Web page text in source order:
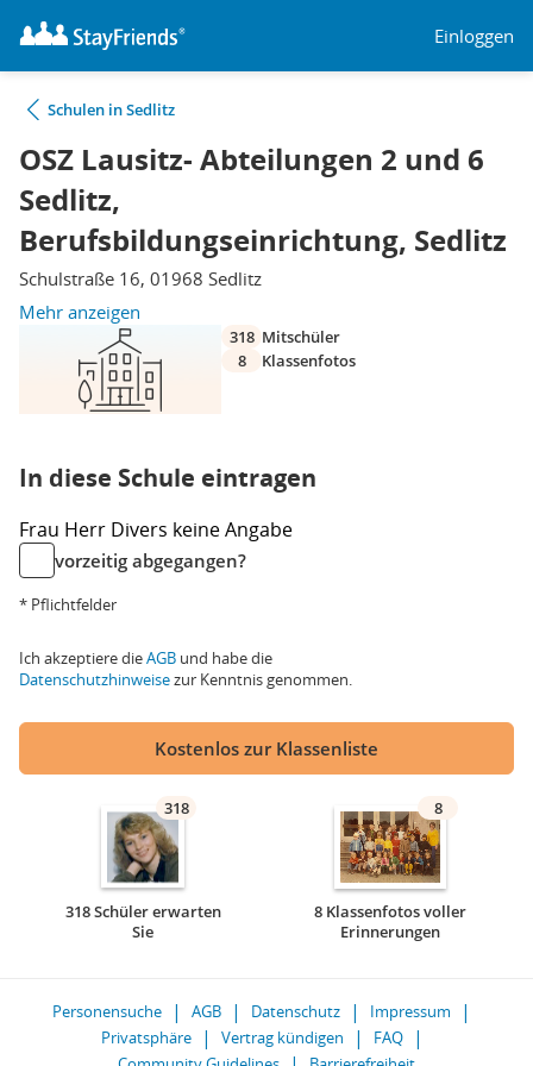
Einloggen
Schulen in Sedlitz
OSZ Lausitz- Abteilungen 2 und 6
Sedlitz,
Berufsbildungseinrichtung, Sedlitz
Schulstraße 16, 01968 Sedlitz
Mehr anzeigen
318 Mitschüler
8
Klassenfotos
In diese Schule eintragen
Frau Herr Divers keine Angabe
vorzeitig abgegangen?
* Pflichtfelder
Ich akzeptiere dieAGB und habe die
Datenschutzhinweisezur Kenntnis genommen.
Kostenlos zur Klassenliste
318
318 Schüler erwarten
Sie
8
8 Klassenfotos voller
Erinnerungen
Personensuche AGB Datenschutz
Impressum
Privatsphäre
Vertrag kündigen
FAQ